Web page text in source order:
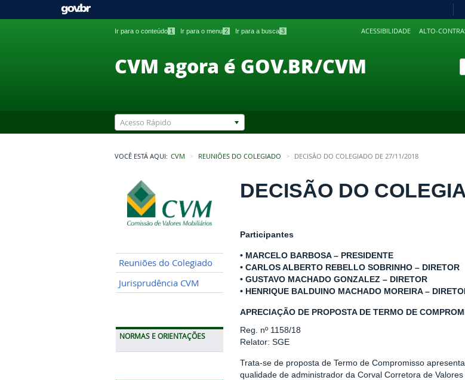
PARA
Ir para o conteúdo 1 Ir para o menu 2 Ir para a busca 3 ACESSIBILIDADE ALTO-
CVM agora é GOV.BR/CVM
Acesso Rápido
VOCÊ ESTÁ AQUI: CVM REUNIÕES DO COLEGIADO DECISÃO DO COLEGIADO DE 27/11/2018
Reuniões do Colegiado
Jurisprudência CVM
NORMAS E ORIENTAÇÕES
DECISÃO DO
Participantes
• MARCELO BARBOSA – PRESIDENTE
• CARLOS ALBERTO REBELLO SOBRINHO – DIRETOR
• GUSTAVO MACHADO GONZALEZ – DIRETOR
• HENRIQUE BALDUINO MACHADO MOREIRA –
APRECIAÇÃO DE PROPOSTA DE TERMO DE
Reg. nº 1158/18
Relator: SGE
Trata-se de proposta de Termo de Compromisso
qualidade de administrador da Corval Corretora de